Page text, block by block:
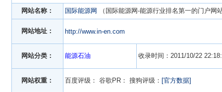
网站名称： 国际能源网 （国际能源网-能源行业排名第一的门户网
网站地址： http://www.in-en.com
网站分类： 能源石油 收录时间：2011/10/22
网站权重： 百度评级： 谷歌PR： 搜狗评级： [官方数据]